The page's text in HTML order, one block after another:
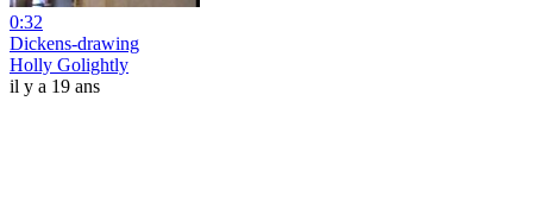
0:32
Dickens-drawing
Holly Golightly
il y a 19 ans